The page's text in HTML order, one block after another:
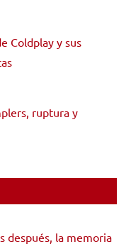
Coldplay y sus
ruptura y
después, la memoria